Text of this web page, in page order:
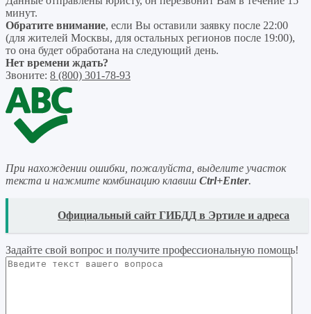
минут.
Обратите внимание, если Вы оставили заявку после 22:00
(для жителей Москвы, для остальных регионов после 19:00),
то она будет обработана на следующий день.
Нет времени ждать?
Звоните: 8 (800) 301-78-93
При нахождении ошибки, пожалуйста, выделите участок
текста и нажмите комбинацию клавиш Ctrl+Enter.
Официальный сайт ГИБДД в Эртиле и адреса
Задайте свой вопрос и получите профессиональную помощь!